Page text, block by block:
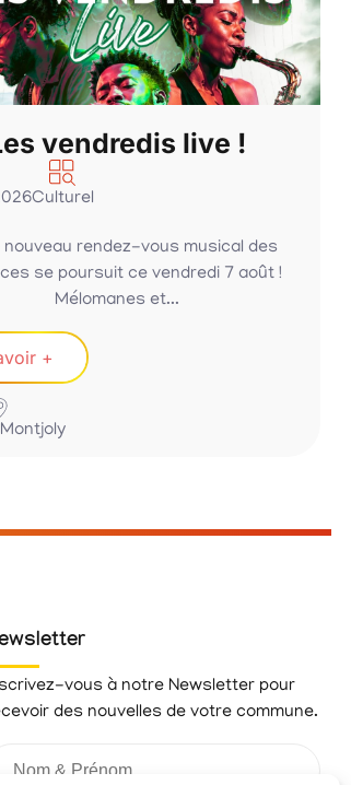
vendredis live !
Culturel
rendez-vous musical des
se poursuit ce vendredi 7 août !
Mélomanes et...
+
vous à notre Newsletter pour
des nouvelles de votre commune.